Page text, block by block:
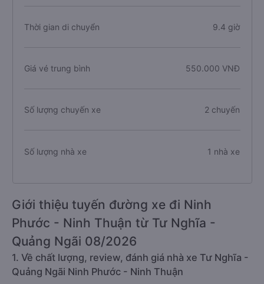
Thời gian di chuyển 9.4 giờ
Giá vé trung bình 550.000 VNĐ
Số lượng chuyến xe 2 chuyến
Số lượng nhà xe 1 nhà xe
Giới thiệu tuyến đường xe đi Ninh
Phước - Ninh Thuận từ Tư Nghĩa -
Quảng Ngãi 08/2026
1. Về chất lượng, review, đánh giá nhà xe Tư Nghĩa -
Quảng Ngãi Ninh Phước - Ninh Thuận